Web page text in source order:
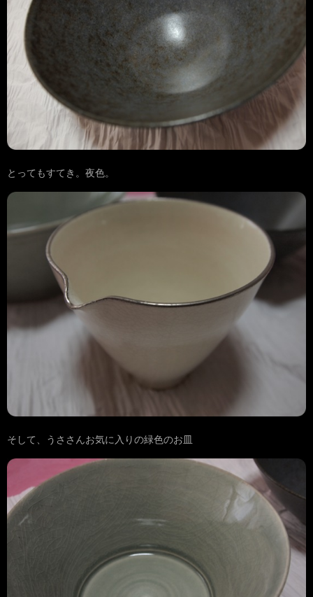
とってもすてき。夜色。
そして、うささんお気に入りの緑色のお皿